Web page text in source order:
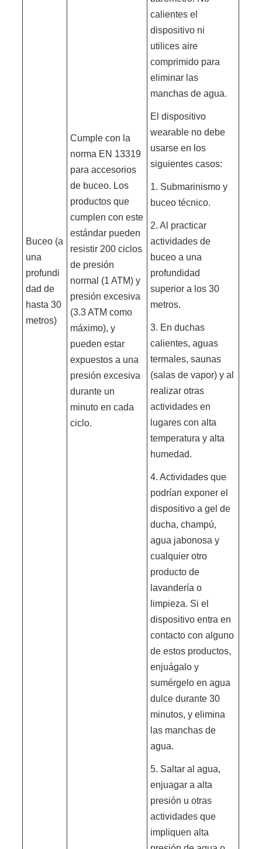
Buceo (a
una
profundi
dad de
hasta 30
metros)
Cumple con la
norma EN 13319
para accesorios
de buceo. Los
productos que
cumplen con este
estándar pueden
resistir 200 ciclos
de presión
normal (1 ATM) y
presión excesiva
(3.3 ATM como
máximo), y
pueden estar
expuestos a una
presión excesiva
durante un
minuto en cada
ciclo.
calientes el
dispositivo ni
utilices aire
comprimido para
eliminar las
manchas de agua.
El dispositivo
wearable no debe
usarse en los
siguientes casos:
1. Submarinismo y
buceo técnico.
2. Al practicar
actividades de
buceo a una
profundidad
superior a los 30
metros.
3. En duchas
calientes, aguas
termales, saunas
(salas de vapor) y al
realizar otras
actividades en
lugares con alta
temperatura y alta
humedad.
4. Actividades que
podrían exponer el
dispositivo a gel de
ducha, champú,
agua jabonosa y
cualquier otro
producto de
lavandería o
limpieza. Si el
dispositivo entra en
contacto con alguno
de estos productos,
enjuágalo y
sumérgelo en agua
dulce durante 30
minutos, y elimina
las manchas de
agua.
5. Saltar al agua,
enjuagar a alta
presión u otras
actividades que
impliquen alta